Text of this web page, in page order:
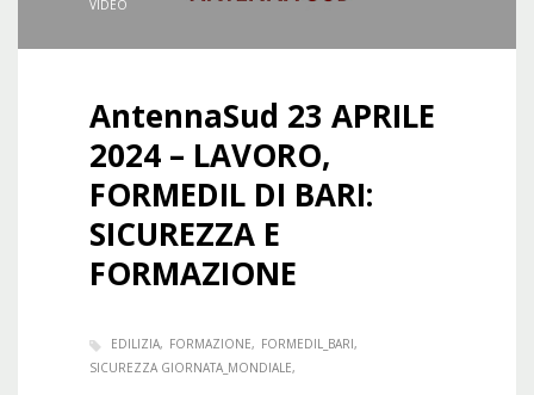
VIDEO
AntennaSud 23 APRILE
2024 – LAVORO,
FORMEDIL DI BARI:
SICUREZZA E
FORMAZIONE
EDILIZIA FORMAZIONE
FORMEDIL_BARI
SICUREZZA GIORNATA_MONDIALE